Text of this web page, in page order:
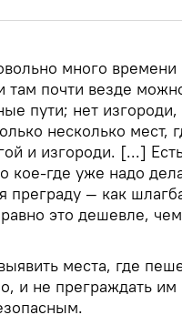
много времени
там почти везде
пути; нет
несколько мест,
и изгороди. [...]
кое-где уже надо
— как
это дешевле,
места, где
и не преграждать им